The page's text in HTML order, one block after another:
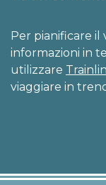
Per pianificare il
informazioni in
utilizzare
viaggiare in